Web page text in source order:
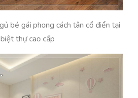
bé gái phong cách tân cổ điển tại
biệt thự cao cấp